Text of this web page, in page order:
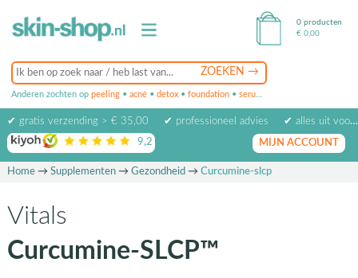
Anderen zochten op peeling • acné • detox • foundation • serum
0 producten
€ 0,00
✔ gratis verzending > € 35,00 ✔ professioneel advies
✔ alles uit voorraad leverbaar
9,2 op basis van beoordelingen
MIJN ACCOUNT
Home→ Supplementen→ Gezondheid → Curcumine-slcp
Vitals
Curcumine-SLCP™